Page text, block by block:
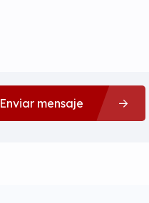
Enviar mensaje